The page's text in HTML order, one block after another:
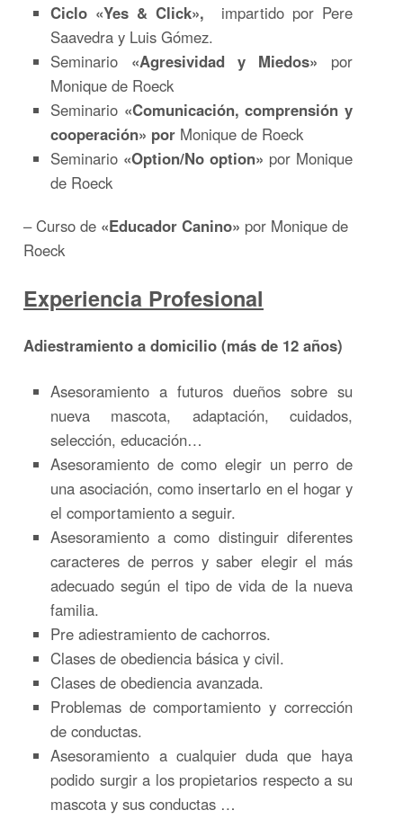
Ciclo «Yes & Click», impartido por Pere
Saavedra y Luis Gómez.
Seminario «Agresividad y Miedos» por
Monique de Roeck
Seminario «Comunicación, comprensión y
cooperación» por Monique de Roeck
Seminario «Option/No option» por Monique
de Roeck
– Curso de «Educador Canino» por Monique de
Roeck
Experiencia Profesional
Adiestramiento a domicilio (más de 12 años)
Asesoramiento a futuros dueños sobre su
nueva mascota, adaptación, cuidados,
selección, educación…
Asesoramiento de como elegir un perro de
una asociación, como insertarlo en el hogar y
el comportamiento a seguir.
Asesoramiento a como distinguir diferentes
caracteres de perros y saber elegir el más
adecuado según el tipo de vida de la nueva
familia.
Pre adiestramiento de cachorros.
Clases de obediencia básica y civil.
Clases de obediencia avanzada.
Problemas de comportamiento y corrección
de conductas.
Asesoramiento a cualquier duda que haya
podido surgir a los propietarios respecto a su
mascota y sus conductas …